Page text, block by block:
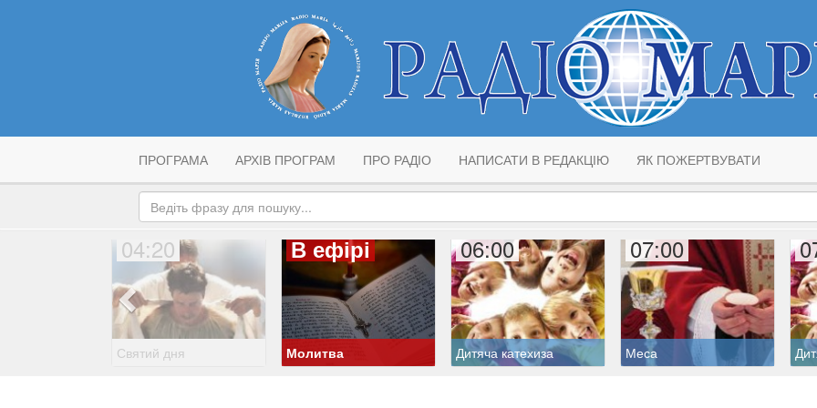
ПРОГРАМА АРХІВ ПРОГРАМ ПРО РАДІО НАПИСАТИ В РЕДАКЦІЮ ЯК ПОЖЕРТВУВАТИ
04:20
Святий дня
В ефірі
Молитва
06:00
Дитяча катехиза
07:00
Меса